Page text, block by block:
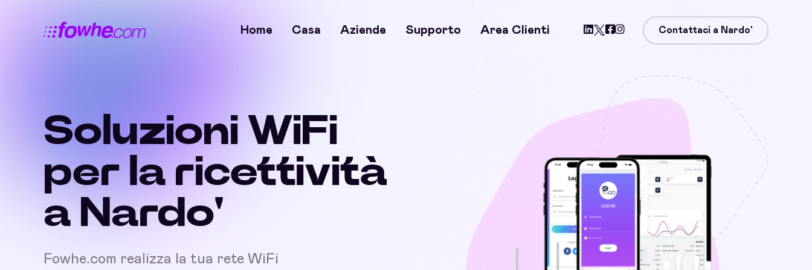
Home Casa Aziende Supporto Area Clienti Contattaci a Nardo'
Soluzioni WiFi
per la ricettività
a Nardo'
Fowhe.com realizza la tua rete WiFi